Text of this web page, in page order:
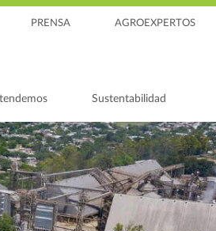
PRENSA AGROEXPERTOS
Sustentabilidad